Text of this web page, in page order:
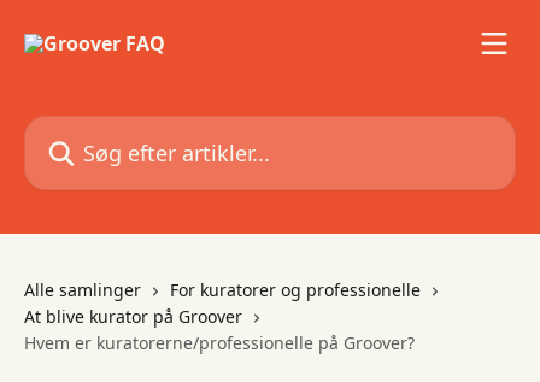
Søg efter artikler...
Alle samlinger
For kuratorer og professionelle
At blive kurator på Groover
Hvem er kuratorerne/professionelle på Groover?